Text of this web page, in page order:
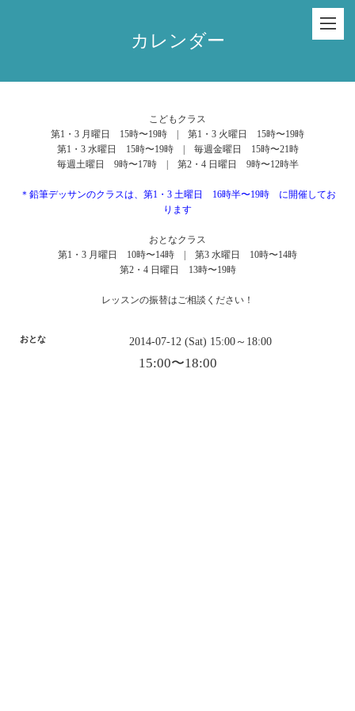
カレンダー
こどもクラス
第1・3 月曜日 15時〜19時 | 第1・3 火曜日 15時〜19時
第1・3 水曜日 15時〜19時 | 毎週金曜日 15時〜21時
毎週土曜日 9時〜17時 | 第2・4 日曜日 9時〜12時半
＊鉛筆デッサンのクラスは、第1・3 土曜日 16時半〜19時 に開催してお
ります
おとなクラス
第1・3 月曜日 10時〜14時 | 第3 水曜日 10時〜14時
第2・4 日曜日 13時〜19時
レッスンの振替はご相談ください！
おとな 2014-07-12 (Sat) 15:00～18:00
15:00〜18:00